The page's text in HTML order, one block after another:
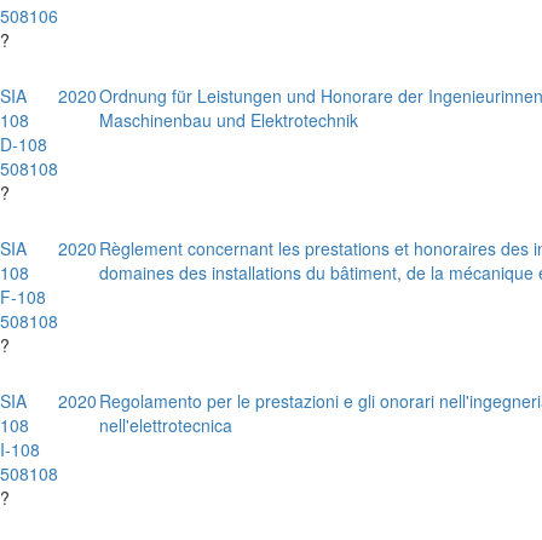
508106
?
SIA
108
D-108
508108
?
2020Ordnung für Leistungen und Honorare der
Maschinenbau und Elektrotechnik
SIA
108
F-108
508108
?
2020 Règlement concernant les prestations et honoraires des
domaines des installations du bâtiment, de la mécanique
SIA
108
I-108
508108
?
2020 Regolamento per le prestazioni e gli onorari
nell'elettrotecnica